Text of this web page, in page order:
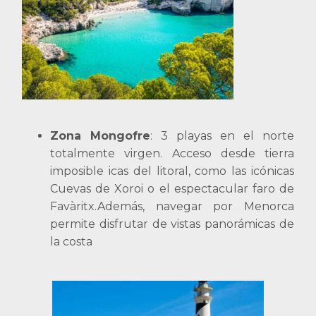
Zona Mongofre: 3 playas en el norte
totalmente virgen. Acceso desde tierra
imposible icas del litoral, como las icónicas
Cuevas de Xoroi o el espectacular faro de
Favàritx.Además, navegar por Menorca
permite disfrutar de vistas panorámicas de
la costa